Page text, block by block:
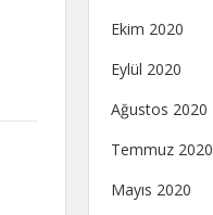
Ekim 2020
Eylül 2020
Ağustos 2020
Temmuz 2020
Mayıs 2020